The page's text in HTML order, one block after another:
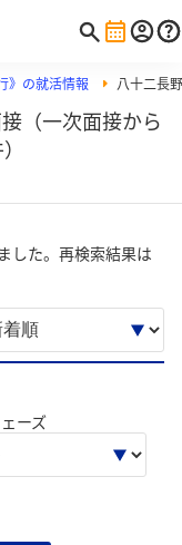
》の就活情報 八十二長
（一次面接から
した。再検索結果は
ーズ